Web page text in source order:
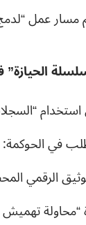
عمل “لدمج
في الحوكمة:
الرقمي
“محاولة